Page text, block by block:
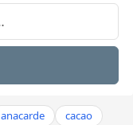
anacarde
cacao